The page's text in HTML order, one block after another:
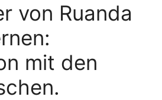
von Ruanda
mit den